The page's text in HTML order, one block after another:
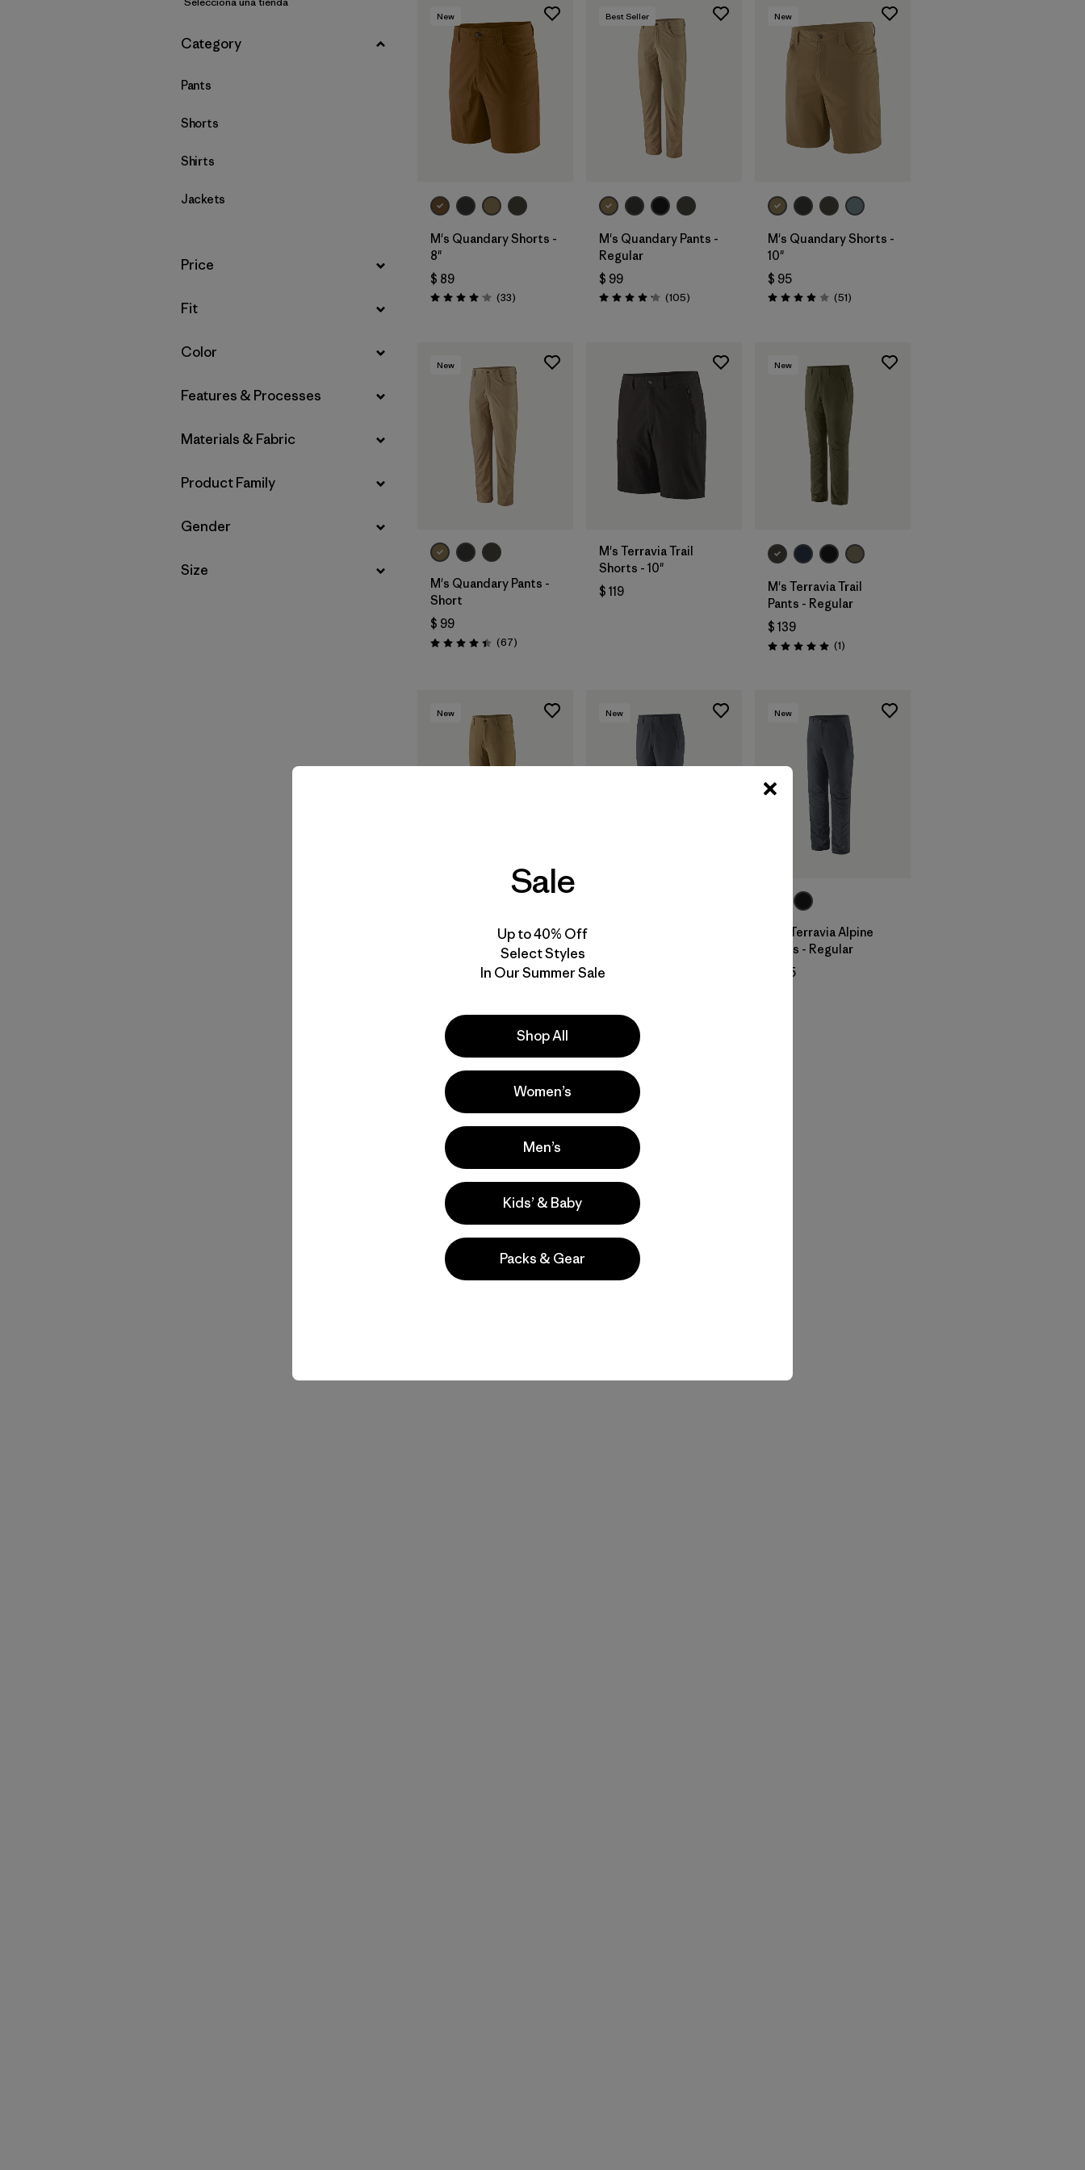
Filtrar por
Product Family
Filtrar por
Category
Pants
Shorts
Shirts
Jackets
Filtrar por
Price
Filtrar por
Fit
Filtrar por
Color
Filtrar por
Features & Processes
Filtrar por
Materials & Fabric
Filtrar por
Product Family
Filtrar por
Gender
Filtrar por
Size
New
M's Quandary Shorts -
8"
$ 89
Valoración: 4.0 / 5
(33Comentarios
)
Best Seller
M's Quandary Pants -
Regular
$ 99
Valoración: 4.2 / 5
(105Comentarios
)
New
M's Quandary Shorts -
10"
$ 95
Valoración: 3.9 / 5
(51Comentarios
)
New
M's Quandary Pants -
Short
$ 99
Valoración: 4.4 / 5
(67Comentarios
)
M's Terravia Trail
Shorts - 10"
$ 119
New
M's Terravia Trail
Pants - Regular
$ 139
Valoración: 5.0 / 5
(1Comentarios
)
New
M's Quandary
Convertible Pants
New
$ 139
New
M's Terravia Alpine
Pants - Regular
$ 165
New
M's Terravia Alpine
Sale
Up to 40% Off
Select Styles
In Our Summer Sale
Shop All
Women’s
Men’s
Kids’ & Baby
Packs & Gear